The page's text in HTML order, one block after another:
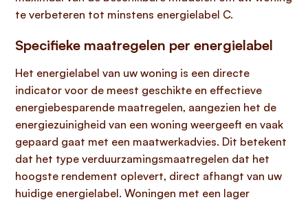
te verbeteren tot minstens energielabel C.
Specifieke maatregelen per energielabel
Het energielabel van uw woning is een directe
indicator voor de meest geschikte en effectieve
energiebesparende maatregelen, aangezien het de
energiezuinigheid van een woning weergeeft en vaak
gepaard gaat met een maatwerkadvies. Dit betekent
dat het type verduurzamingsmaatregelen dat het
hoogste rendement oplevert, direct afhangt van uw
huidige energielabel. Woningen met een lager